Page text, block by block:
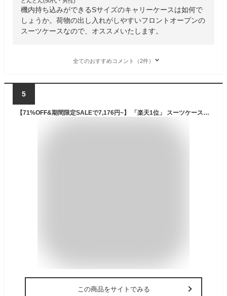
機内持ち込みができるSサイズのキャリーケースは如何で
しょうか。荷物の出し入れがしやすいフロントオープンの
スーツケースなので、オススメいたします。
全てのおすすめコメント（2件）
5
【71%OFF&期間限定SALEで7,176円~】 「楽天1位」 スーツケース フロントオープン S/M/Lサイズ 機内持ち込み 国内旅 海外旅 ビジネス 出張 1-5泊 静音 キャリーケース キャリーバッグ カップホルダー USB充電ポート 360度回転キャスター 軽量 TSAロック 1年保証
この商品をサイトでみる